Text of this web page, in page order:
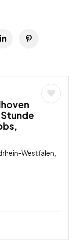
Westfalen,